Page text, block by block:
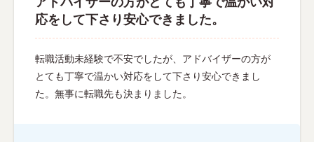
応をして下さり安心できました。
転職活動未経験で不安でしたが、アドバイザーの方が
とても丁寧で温かい対応をして下さり安心できまし
た。無事に転職先も決まりました。